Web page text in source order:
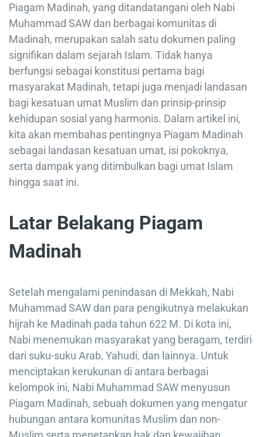
Piagam Madinah, yang ditandatangani oleh Nabi
Muhammad SAW dan berbagai komunitas di
Madinah, merupakan salah satu dokumen paling
signifikan dalam sejarah Islam. Tidak hanya
berfungsi sebagai konstitusi pertama bagi
masyarakat Madinah, tetapi juga menjadi landasan
bagi kesatuan umat Muslim dan prinsip-prinsip
kehidupan sosial yang harmonis. Dalam artikel ini,
kita akan membahas pentingnya Piagam Madinah
sebagai landasan kesatuan umat, isi pokoknya,
serta dampak yang ditimbulkan bagi umat Islam
hingga saat ini.
Latar Belakang Piagam
Madinah
Setelah mengalami penindasan di Mekkah, Nabi
Muhammad SAW dan para pengikutnya melakukan
hijrah ke Madinah pada tahun 622 M. Di kota ini,
Nabi menemukan masyarakat yang beragam, terdiri
dari suku-suku Arab, Yahudi, dan lainnya. Untuk
menciptakan kerukunan di antara berbagai
kelompok ini, Nabi Muhammad SAW menyusun
Piagam Madinah, sebuah dokumen yang mengatur
hubungan antara komunitas Muslim dan non-